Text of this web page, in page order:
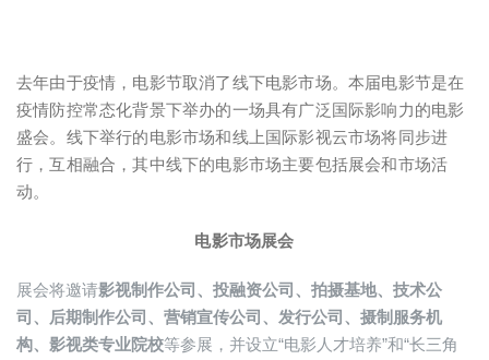
去年由于疫情，电影节取消了线下电影市场。本届电影节是在
疫情防控常态化背景下举办的一场具有广泛国际影响力的电影
盛会。线下举行的电影市场和线上国际影视云市场将同步进
行，互相融合，其中线下的电影市场主要包括展会和市场活
动。
电影市场展会
展会将邀请影视制作公司、投融资公司、拍摄基地、技术公
司、后期制作公司、营销宣传公司、发行公司、摄制服务机
构、影视类专业院校等参展，并设立“电影人才培养”和“长三角